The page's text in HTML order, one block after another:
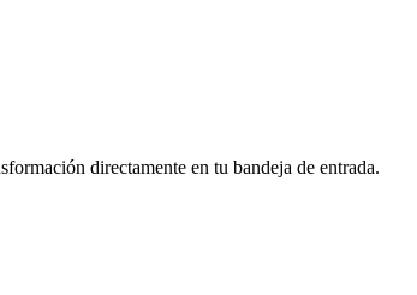
directamente en tu bandeja de entrada.